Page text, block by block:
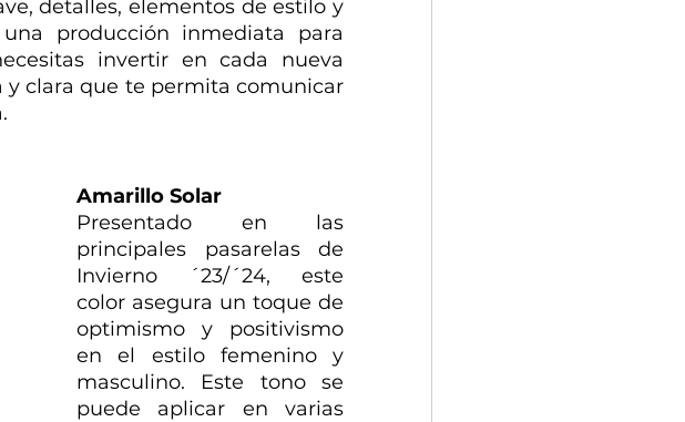
detalles, elementos de estilo y
producción inmediata para
invertir en cada nueva
clara que te permita comunicar
Amarillo Solar
Presentado en las
principales pasarelas de
Invierno ´23/´24, este
color asegura un toque de
optimismo y positivismo
en el estilo femenino y
masculino. Este tono se
puede aplicar en varias